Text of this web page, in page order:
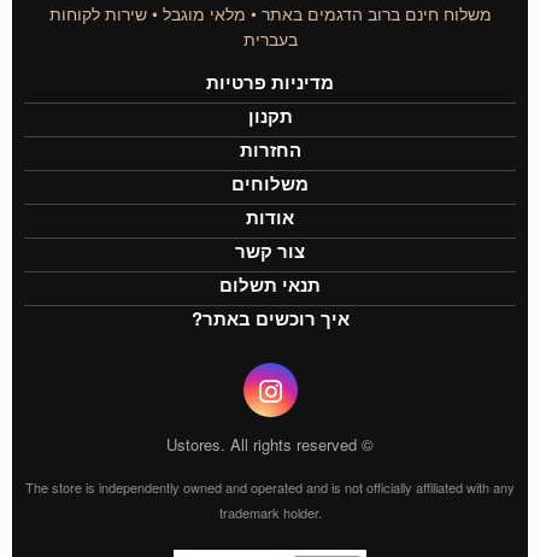
משלוח חינם ברוב הדגמים באתר • מלאי מוגבל • שירות לקוחות
בעברית
מדיניות פרטיות
תקנון
החזרות
משלוחים
אודות
צור קשר
תנאי תשלום
איך רוכשים באתר?
© Ustores. All rights reserved
The store is independently owned and operated and is not officially affiliated with any
trademark holder.